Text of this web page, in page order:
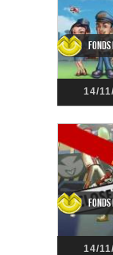
Fonds
14/
14/